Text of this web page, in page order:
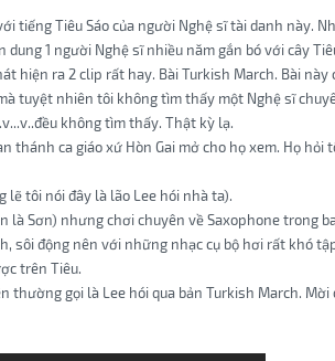
tiếng Tiêu Sáo của người Nghệ sĩ tài danh này.
1 người Nghệ sĩ nhiều năm gắn bó với cây
hiện ra 2 clip rất hay. Bài Turkish March. Bài
tuyệt nhiên tôi không tìm thấy một Nghệ sĩ
không tìm thấy. Thật kỳ lạ.
thánh ca giáo xứ Hòn Gai mở cho họ xem. Họ hỏi
lẽ tôi nói đây là lão Lee hói nhà ta).
là Sơn) nhưng chơi chuyên về Saxophone trong
sôi động nên với những nhạc cụ bộ hơi rất khó
trên Tiêu.
thường gọi là Lee hói qua bản Turkish March. Mời